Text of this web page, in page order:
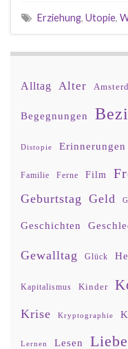
Erziehung, Utopie,
Alltag Alter
Begegnungen
Distopie Erinnerungen
Familie Ferne Film
Geburtstag Geld
Geschichten
Gewalltag Glück
Kapitalismus Kinder
Krise Kryptographie
Lernen Lesen Liebe